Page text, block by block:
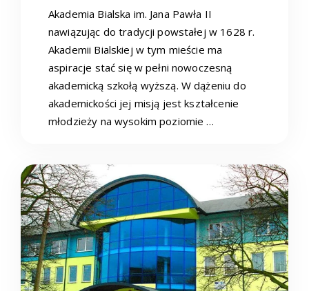
Akademia Bialska im. Jana Pawła II
nawiązując do tradycji powstałej w 1628 r.
Akademii Bialskiej w tym mieście ma
aspiracje stać się w pełni nowoczesną
akademicką szkołą wyższą. W dążeniu do
akademickości jej misją jest kształcenie
młodzieży na wysokim poziomie …